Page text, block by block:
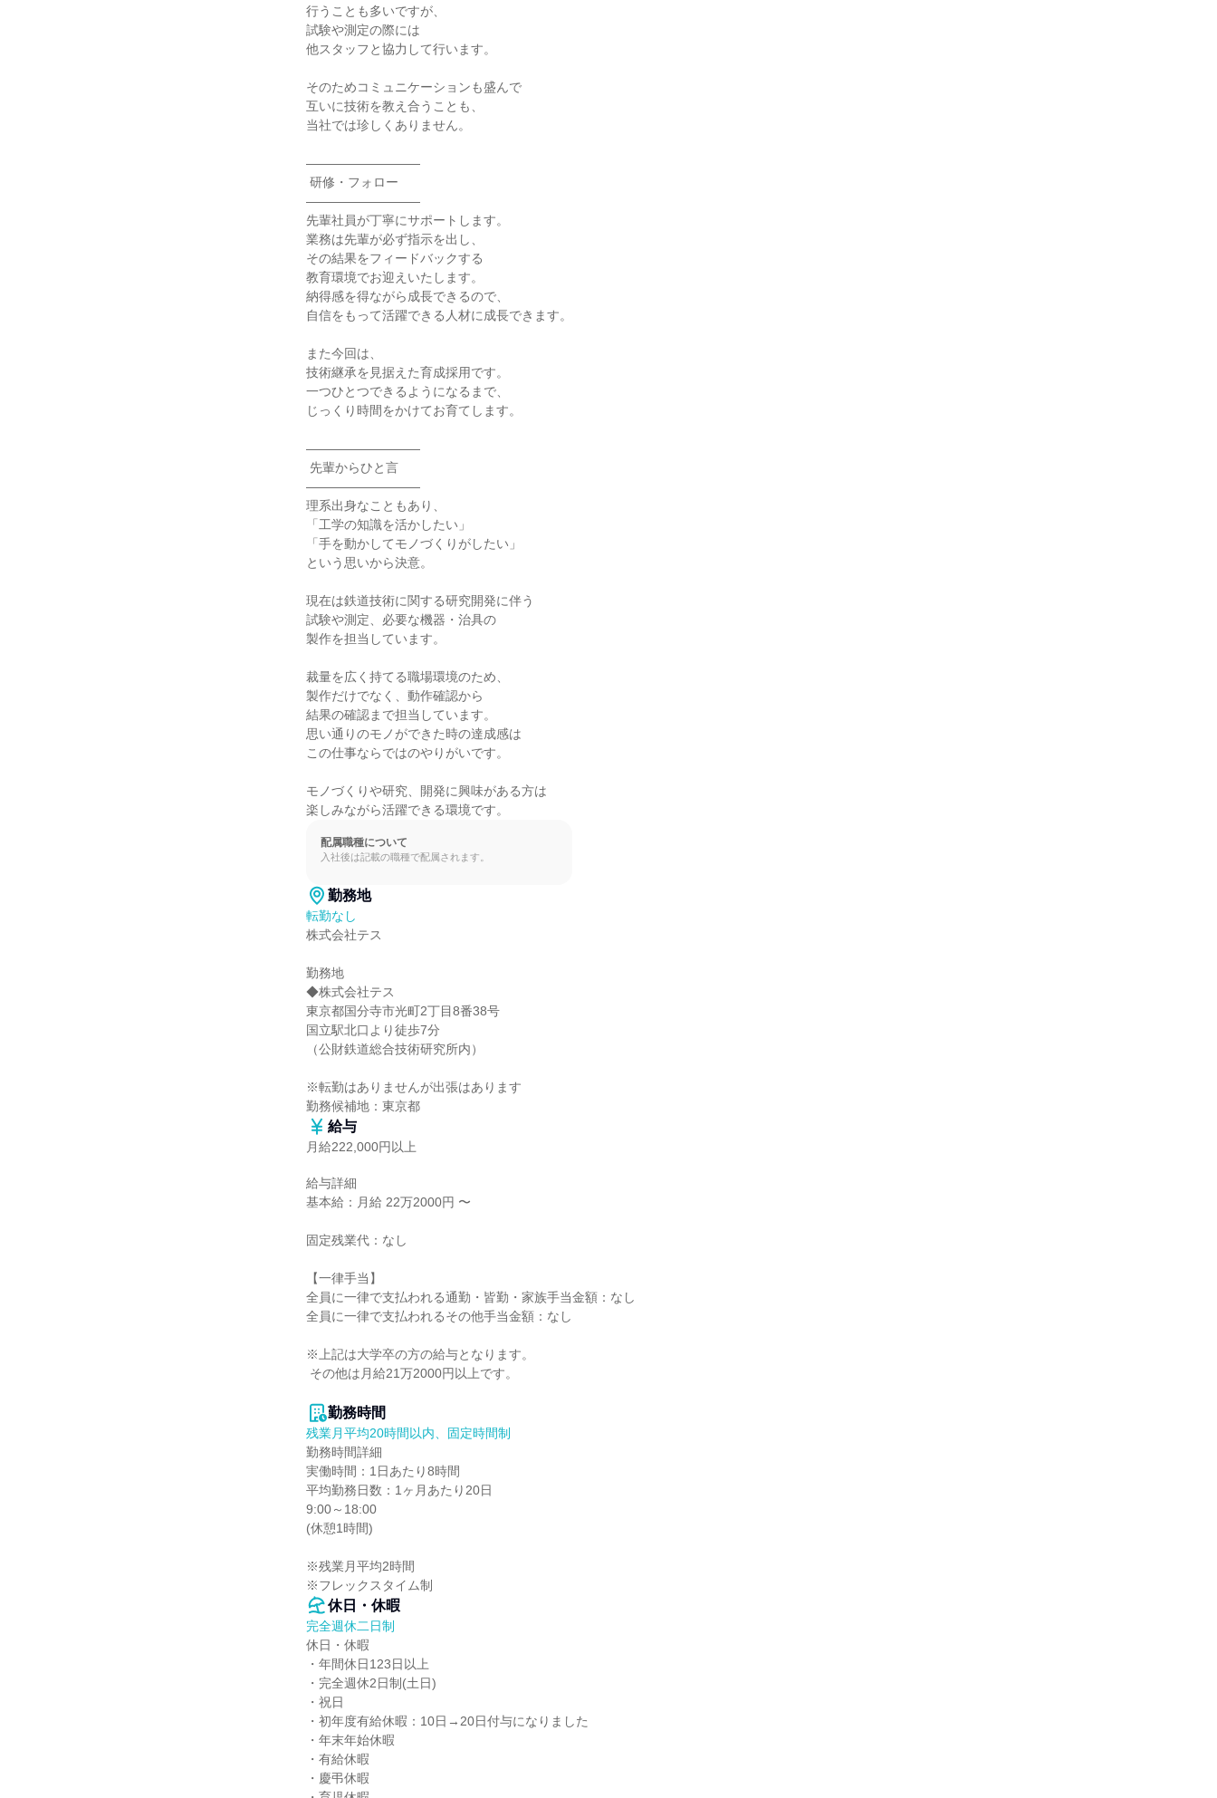
行うことも多いですが、
試験や測定の際には
他スタッフと協力して行います。
そのためコミュニケーションも盛んで
互いに技術を教え合うことも、
当社では珍しくありません。
―――――――――
―――――――――
先輩社員が丁寧にサポートします。
業務は先輩が必ず指示を出し、
その結果をフィードバックする
教育環境でお迎えいたします。
納得感を得ながら成長できるので、
自信をもって活躍できる人材に成長できます。
また今回は、
技術継承を見据えた育成採用です。
一つひとつできるようになるまで、
じっくり時間をかけてお育てします。
―――――――――
―――――――――
理系出身なこともあり、
「工学の知識を活かしたい」
「手を動かしてモノづくりがしたい」
という思いから決意。
現在は鉄道技術に関する研究開発に伴う
試験や測定、必要な機器・治具の
製作を担当しています。
裁量を広く持てる職場環境のため、
製作だけでなく、動作確認から
結果の確認まで担当しています。
思い通りのモノができた時の達成感は
この仕事ならではのやりがいです。
モノづくりや研究、開発に興味がある方は
楽しみながら活躍できる環境です。
配属職種について
入社後は記載の職種で配属されます。
勤務地
転勤なし
株式会社テス
勤務地
◆株式会社テス
東京都国分寺市光町2丁目8番38号
国立駅北口より徒歩7分
（公財鉄道総合技術研究所内）
※転勤はありませんが出張はあります
勤務候補地：東京都
給与
月給222,000円以上
給与詳細
基本給：月給 22万2000円 〜
固定残業代：なし
【一律手当】
全員に一律で支払われる通勤・皆勤・家族手当金額：なし
全員に一律で支払われるその他手当金額：なし
※上記は大学卒の方の給与となります。
勤務時間
残業月平均20時間以内、固定時間制
勤務時間詳細
実働時間：1日あたり8時間
平均勤務日数：1ヶ月あたり20日
9:00～18:00
(休憩1時間)
※残業月平均2時間
※フレックスタイム制
休日・休暇
完全週休二日制
休日・休暇
・年間休日123日以上
・完全週休2日制(土日)
・祝日
・初年度有給休暇：10日→20日付与になりました
・年末年始休暇
・有給休暇
・慶弔休暇